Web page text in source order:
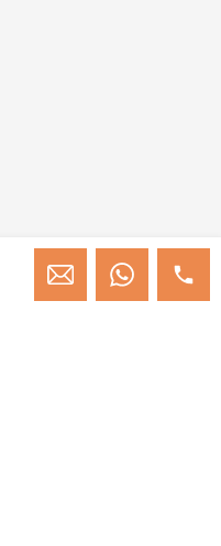
Baggio - Corretor de Imóveis